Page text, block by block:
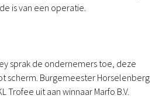
is van een operatie.
sprak de ondernemers toe, deze
scherm. Burgemeester Horselenberg
Trofee uit aan winnaar Marfo B.V.